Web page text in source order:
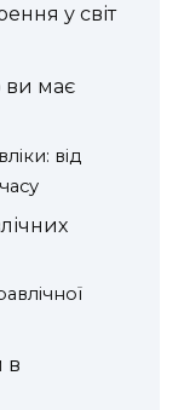
у світ
ви має
від
в